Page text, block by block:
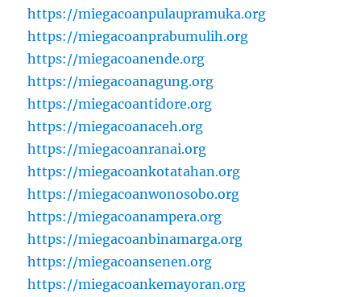
https://miegacoanpulaupramuka.org
https://miegacoanprabumulih.org
https://miegacoanende.org
https://miegacoanagung.org
https://miegacoantidore.org
https://miegacoanaceh.org
https://miegacoanranai.org
https://miegacoankotatahan.org
https://miegacoanwonosobo.org
https://miegacoanampera.org
https://miegacoanbinamarga.org
https://miegacoansenen.org
https://miegacoankemayoran.org